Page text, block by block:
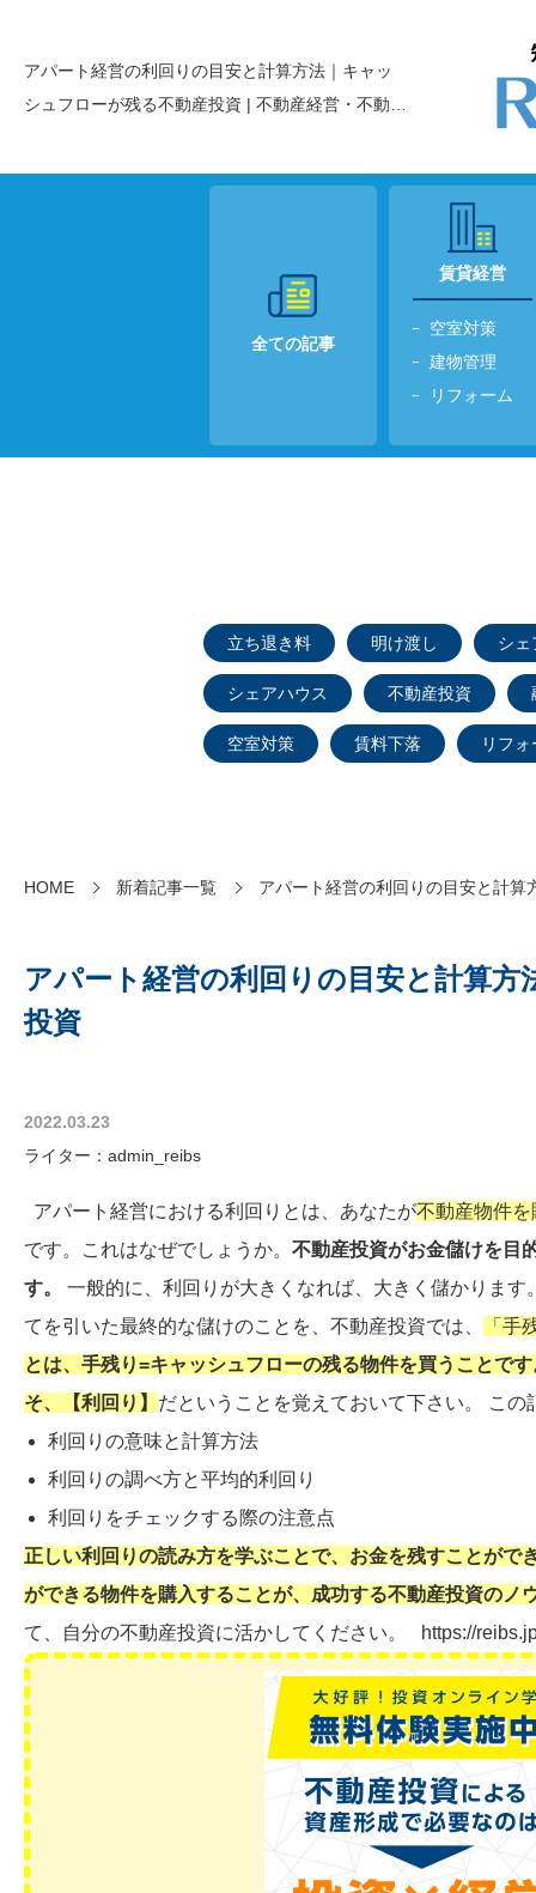
アパート経営の利回りの目安と計算方法｜キャッ
シュフローが残る不動産投資 | 不動産経営・不動産
全ての記事
賃貸経営
空室対策
建物管理
リフォーム
立ち退き料 明け渡し シェ
シェアハウス 不動産投資
空室対策 賃料下落 リフ
HOME 新着記事一覧 アパート経営の利回りの目安と計
アパート経営の利回りの目安と計算
投資
2022.03.23
ライター：admin_reibs
アパート経営における利回りとは、あなたが不動産物件
です。これはなぜでしょうか。 不動産投資がお金儲けを目
す。
一般的に、利回りが大きくなれば、大きく儲かりま
てを引いた最終的な儲けのことを、不動産投資では、
「手
とは、手残り=キャッシュフローの残る物件を買うことで
そ、【利回り】 だということを覚えておいて下さい。 この
利回りの意味と計算方法
利回りの調べ方と平均的利回り
利回りをチェックする際の注意点
正しい利回りの読み方を学ぶことで、お金を残すことが
ができる物件を購入することが、成功する不動産投資のノ
て、自分の不動産投資に活かしてください。 https://